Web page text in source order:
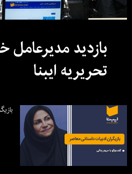
بازدید مدیرعامل
تحریریه ایبنا